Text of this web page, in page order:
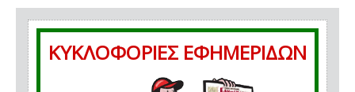
ΚΥΚΛΟΦΟΡΙΕΣ ΕΦΗΜΕΡΙΔΩΝ